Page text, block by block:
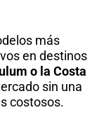
más
en destinos
o la Costa
sin una
costosos.